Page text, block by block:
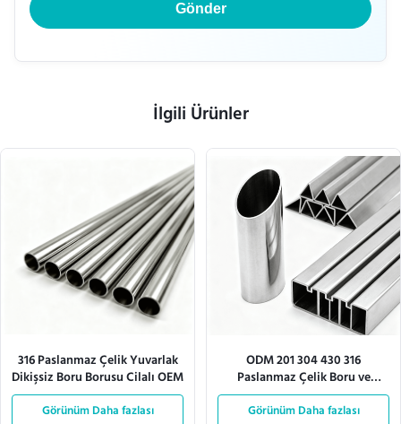
Gönder
İlgili Ürünler
316 Paslanmaz Çelik Yuvarlak
Dikişsiz Boru Borusu Cilalı OEM
Görünüm Daha fazlası
ODM 201 304 430 316
Paslanmaz Çelik Boru ve
Borular Korozyon Direnci
Görünüm Daha fazlası